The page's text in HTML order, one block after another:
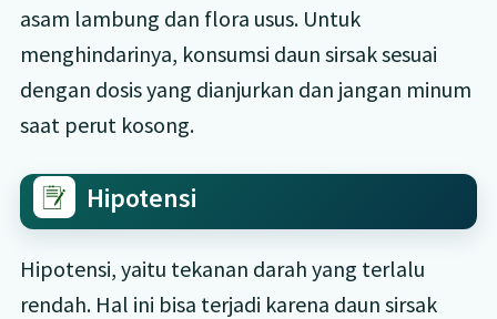
asam lambung dan flora usus. Untuk
menghindarinya, konsumsi daun sirsak sesuai
dengan dosis yang dianjurkan dan jangan minum
saat perut kosong.
Hipotensi
Hipotensi, yaitu tekanan darah yang terlalu
rendah. Hal ini bisa terjadi karena daun sirsak